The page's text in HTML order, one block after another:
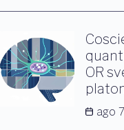
OR
ago